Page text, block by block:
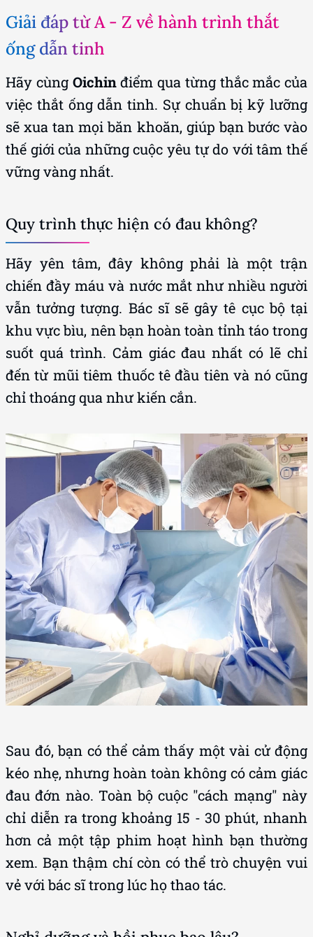
Giải đáp từ A - Z về hành trình thắt
ống dẫn tinh
Hãy cùng Oichinđiểm qua từng thắc mắc của
việc thắt ống dẫn tinh. Sự chuẩn bị kỹ lưỡng
sẽ xua tan mọi băn khoăn, giúp bạn bước vào
thế giới của những cuộc yêu tự do với tâm thế
vững vàng nhất.
Quy trình thực hiện có đau không?
Hãy yên tâm, đây không phải là một trận
chiến đầy máu và nước mắt như nhiều người
vẫn tưởng tượng. Bác sĩ sẽ gây tê cục bộ tại
khu vực bìu, nên bạn hoàn toàn tỉnh táo trong
suốt quá trình. Cảm giác đau nhất có lẽ chỉ
đến từ mũi tiêm thuốc tê đầu tiên và nó cũng
chỉ thoáng qua như kiến cắn.
Sau đó, bạn có thể cảm thấy một vài cử động
kéo nhẹ, nhưng hoàn toàn không có cảm giác
đau đớn nào. Toàn bộ cuộc "cách mạng" này
chỉ diễn ra trong khoảng 15 - 30 phút, nhanh
hơn cả một tập phim hoạt hình bạn thường
xem. Bạn thậm chí còn có thể trò chuyện vui
vẻ với bác sĩ trong lúc họ thao tác.